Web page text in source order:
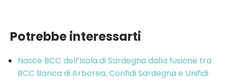
Potrebbe interessarti
Nasce BCC dell’Isola di Sardegna dalla fusione tra
BCC Banca di Arborea, Confidi Sardegna e Unifidi